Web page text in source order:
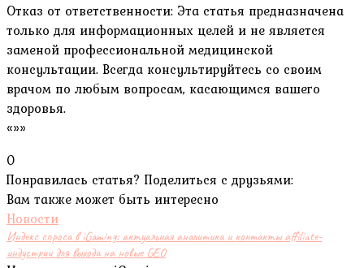
Отказ от ответственности: Эта статья предназначена
только для информационных целей и не является
заменой профессиональной медицинской
консультации. Всегда консультируйтесь со своим
врачом по любым вопросам, касающимся вашего
здоровья.
«»»
0
Понравилась статья? Поделиться с друзьями:
Вам также может быть интересно
Новости
Индекс спроса в iGaming: актуальная аналитика и контакты affiliate-
индустрии для выхода на новые GEO